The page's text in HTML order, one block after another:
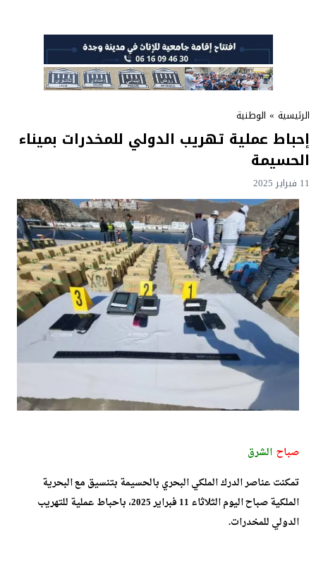
الرئيسية » الوطنية
إحباط عملية تهريب الدولي للمخدرات بميناء
الحسيمة
11 فبراير 2025
صباح الشرق
تمكنت عناصر الدرك الملكي البحري بالحسيمة بتنسيق مع البحرية
الملكية صباح اليوم الثلاثاء 11 فبراير 2025، باحباط عملية للتهريب
الدولي للمخدرات.